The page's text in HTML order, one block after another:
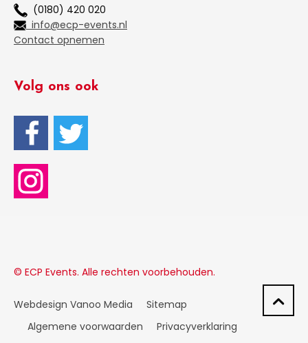
(0180) 420 020
info@ecp-events.nl
Contact opnemen
Volg ons ook
© ECP Events. Alle rechten voorbehouden.
Webdesign Vanoo Media
Sitemap
Algemene voorwaarden
Privacyverklaring